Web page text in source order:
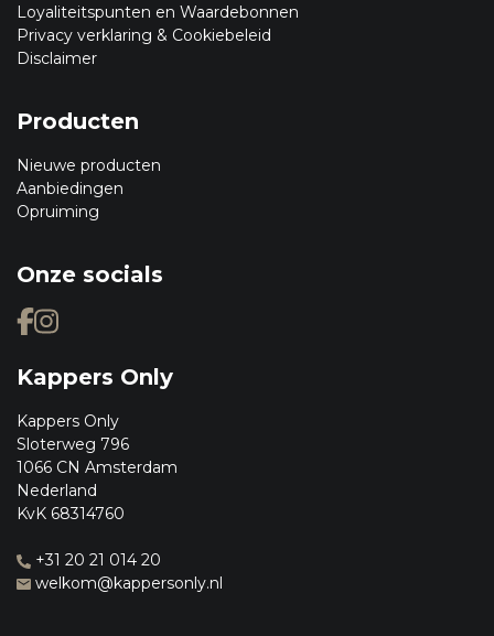
Loyaliteitspunten en Waardebonnen
Privacy verklaring & Cookiebeleid
Disclaimer
Producten
Nieuwe producten
Aanbiedingen
Opruiming
Onze socials
Kappers Only
Kappers Only
Sloterweg 796
1066 CN Amsterdam
Nederland
KvK 68314760
+31 20 21 014 20
welkom@kappersonly.nl